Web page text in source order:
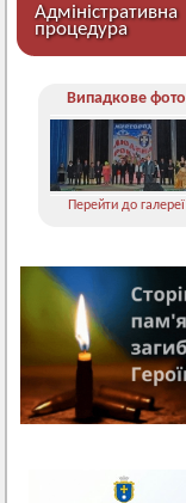
Адміністративна
процедура
Випадкове фото
Перейти до галереї